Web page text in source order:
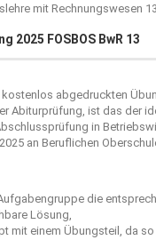
mit Rechnungswesen
2025 FOSBOS BwR 13
abgedruckten
Abiturprüfung, ist das der
in
an Beruflichen
die
Lösung,
mit einem Übungsteil, da